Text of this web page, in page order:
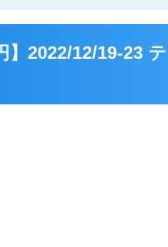
】2022/12/19-23